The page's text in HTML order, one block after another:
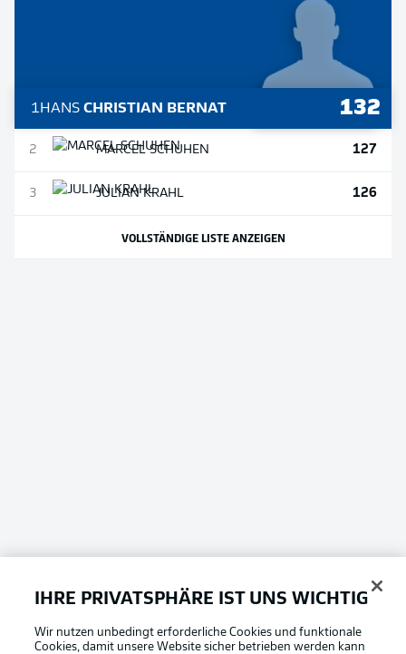
1HANS CHRISTIAN BERNAT 132
2 MARCELSCHUHEN 127
3 JULIANKRAHL 126
VOLLSTÄNDIGE LISTE ANZEIGEN
IHRE PRIVATSPHÄRE IST UNS WICHTIG
Wir nutzen unbedingt erforderliche Cookies und funktionale
Cookies, damit unsere Website sicher betrieben werden kann